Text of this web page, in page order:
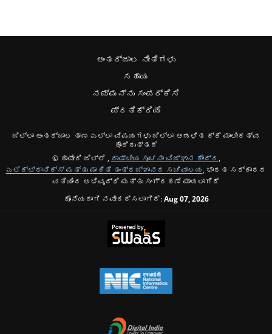
ಅಂತರ್ಜಾಲ ನೀತಿಗಳು
ಸಹಾಯ
ನಮ್ಮನ್ನು ಸಂಪರ್ಕಿಸಿ
ಪ್ರತಿಕ್ರಿಯೆ
ಜಿಲ್ಲಾ ಅಂತರ್ಜಾಲ ತಾಣ ಎಲ್ಲಾ ವಿಷಯಗಳು ಜಿಲ್ಲಾ ಆಡಳಿತ ಕ್ಕೆ ಮಾಲೀಕತ್ವ
ಹೊಂದಿರುತ್ತದೆ
© ಹಾವೇರಿ ಜಿಲ್ಲೆ , ರಾಷ್ಟೀಯ ಸೂಚನಾ ವಿಜ್ಞಾನ ಕೇಂದ್ರ ,
ಎಲೆಕ್ಟ್ರಾನಿಕ್ಸ್ ಮತ್ತು ಮಾಹಿತಿ ತಂತ್ರಜ್ಞಾನದ ಸಚಿವಾಲಯ, ಭಾರತ ಸರ್ಕಾರದ
ವತಿಯಿಂದ ಅಭಿವೃದ್ಧಿ ಮತ್ತು ಸಂಗ್ರಹಣೆ ಮಾಡಲಾಗಿದೆ
ಕೊನೆಯದಾಗಿ ನವೀಕರಿಸಲಾಗಿದೆ:Aug 07, 2026